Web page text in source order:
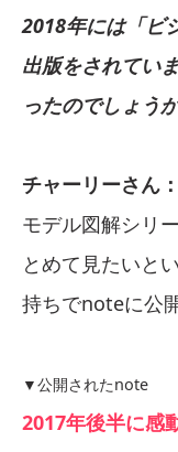
2018年には「ビ
出版をされてい
ったのでしょうか
チャーリーさん：
モデル図解シリ
とめて見たいと
持ちでnoteに公
▼公開されたnote
2017年後半に感